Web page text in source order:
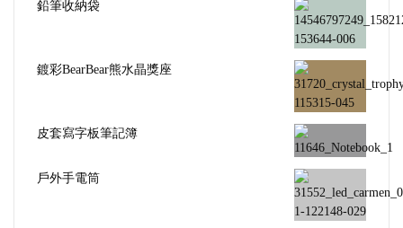
鉛筆收納袋
鍍彩BearBear熊水晶獎座
皮套寫字板筆記簿
戶外手電筒